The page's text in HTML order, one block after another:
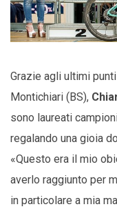
Grazie agli ultimi
Montichiari (BS),
sono laureati
regalando una gioia
«Questo era il mio
averlo raggiunto per
in particolare a mia